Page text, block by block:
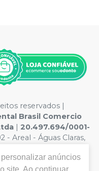
reservados |
Brasil Comercio
| 20.497.694/0001-
- Areal - Águas Claras,
- Os preços e
anúncios
site. Ao continuar